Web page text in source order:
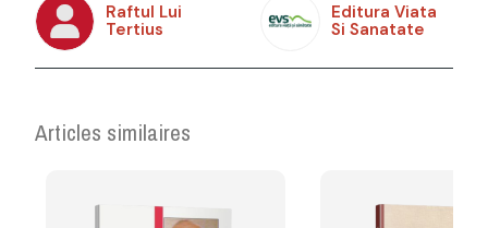
Raftul Lui
Tertius
Editura Viata
Si Sanatate
Articles similaires